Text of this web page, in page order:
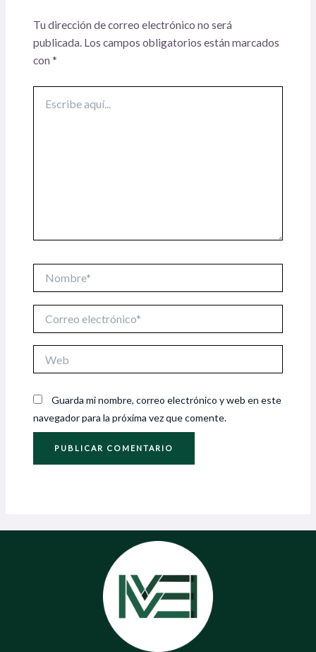
Tu dirección de correo electrónico no será
publicada. Los campos obligatorios están marcados
con *
aquí...
electrónico*
Guarda mi nombre, correo electrónico y web en este
navegador para la próxima vez que comente.